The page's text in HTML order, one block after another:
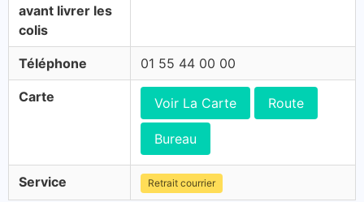
avant livrer les
colis
Téléphone 01 55 44 00 00
Carte Voir La Carte Route
Bureau
Service Retrait courrier